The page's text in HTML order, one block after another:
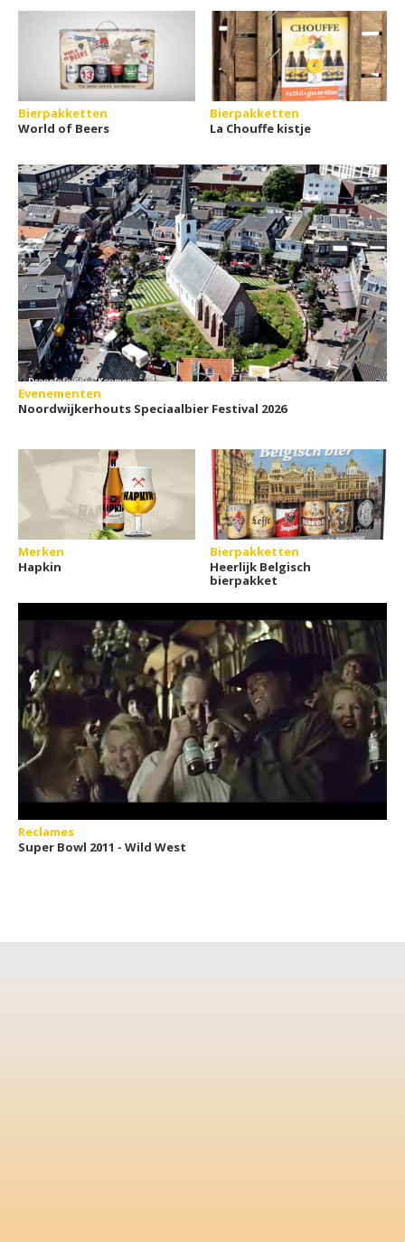
Bierpakketten
World of Beers
Bierpakketten
La Chouffe kistje
Evenementen
Noordwijkerhouts Speciaalbier Festival 2026
Merken
Hapkin
Bierpakketten
Heerlijk Belgisch
bierpakket
Reclames
Super Bowl 2011 - Wild West